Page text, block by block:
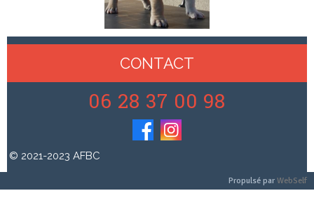
CONTACT
06 28 37 00 98
© 2021-2023 AFBC
Propulsé par WebSelf